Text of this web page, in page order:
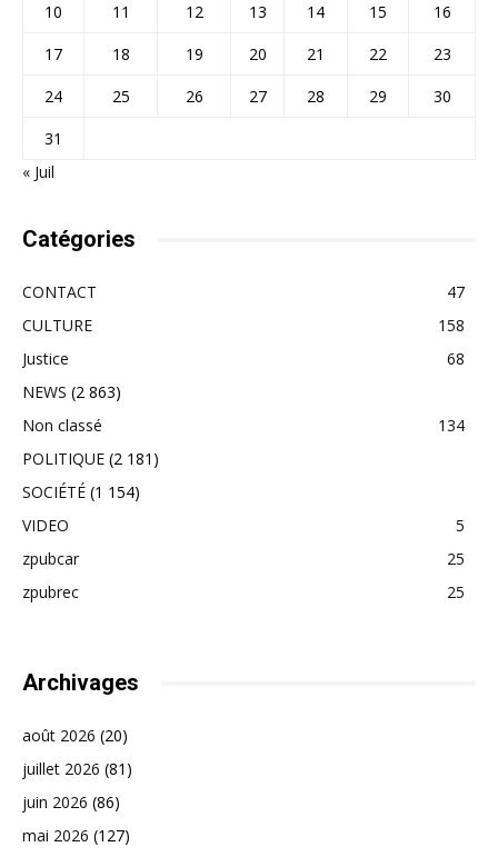
10 11 12 13 14 15
16
17
18 19 20 21 22
23
24
25 26 27 28 29
30
31
« Juil
Catégories
CONTACT
47
CULTURE
158
Justice
68
NEWS (2 863)
Non classé
134
POLITIQUE (2 181)
SOCIÉTÉ (1 154)
VIDEO
5
zpubcar
25
zpubrec
25
Archivages
août 2026 (20)
juillet 2026 (81)
juin 2026 (86)
mai 2026 (127)